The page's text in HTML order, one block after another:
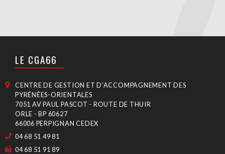
LE CGA66
CENTRE DE GESTION ET D'ACCOMPAGNEMENT DES
PYRÉNÉES-ORIENTALES
7051 AV PAUL PASCOT - ROUTE DE THUIR
ORLE - BP 60627
66006 PERPIGNAN CEDEX
04 68 51 49 81
04 68 51 91 89